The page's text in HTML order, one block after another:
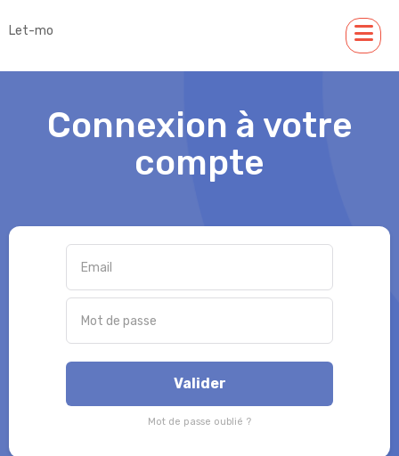
Let-mo
Connexion à votre
compte
Valider
Mot de passe oublié ?